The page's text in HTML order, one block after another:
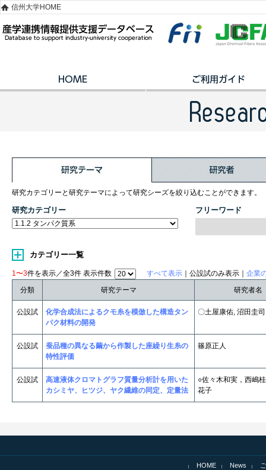
信州大学HOME
研究カテゴリーと研究テーマによって研究シーズを絞り込むことができます。
研究カテゴリー フリーワード
カテゴリー一覧
1〜3件を表示／全3件 表示件数 すべて表示 ｜公設試のみ表示｜ 企業
分類
研究テーマ 研究者名
公設試
化学合成法によるクモ糸を模倣した構造タン
パク材料の開発
〇土屋康佑, 沼田圭司
公設試
蚕品種の異なる繭から作製した座繰り生糸の
特性評価
篠原正人
公設試
高速液体クロマトグラフ質量分析計を用いた
カシミヤ、ヒツジ、ヤク繊維の同定、定量法
○佐々木和実，西嶋
花子
HOME News